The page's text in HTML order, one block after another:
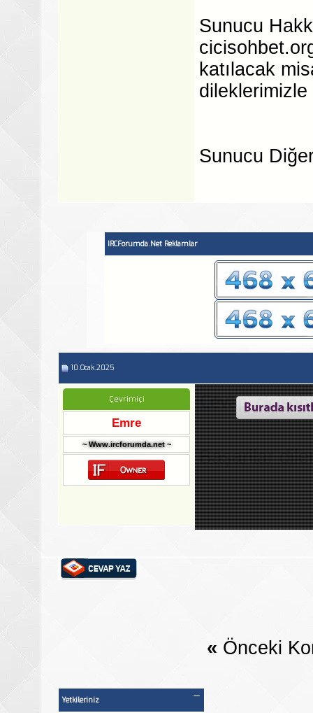
Sunucu
katılacak
Sunucu
IRCForumda.Net Reklamlar
10.Ocak.2025
Çevrimiçi
Emre
~ Www.ircforumda.net ~
Cevap:
Başarilar
« Önceki
Yetkileriniz